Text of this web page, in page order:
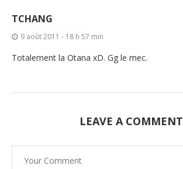
TCHANG
9 août 2011 - 18 h 57 min
Totalement la Otana xD. Gg le mec.
LEAVE A COMMENT